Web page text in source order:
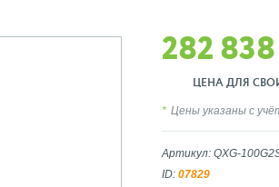
282
ЦЕНА ДЛЯ
Цены указаны с
Артикул: QXG-
ID: 07829